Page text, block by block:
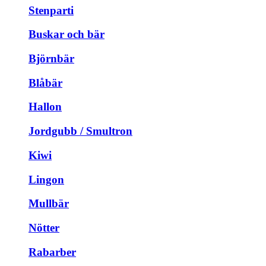
Stenparti
Buskar och bär
Björnbär
Blåbär
Hallon
Jordgubb / Smultron
Kiwi
Lingon
Mullbär
Nötter
Rabarber